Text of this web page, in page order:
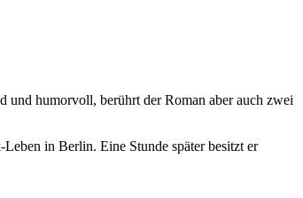
und humorvoll, berührt der Roman aber auch zwei
in Berlin. Eine Stunde später besitzt er